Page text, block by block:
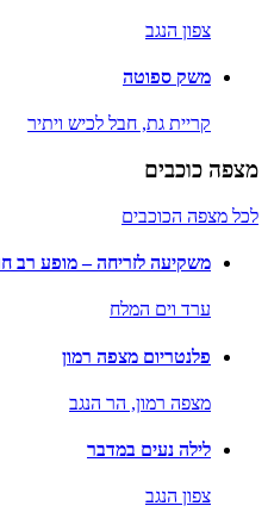
צפון הנגב
משק ספוטה
קריית גת, חבל לכיש ויתיר
מצפה כוכבים
לכל מצפה הכוכבים
משקיעה לזריחה – מופע רב
ערד וים המלח
פלנטריום מצפה רמון
מצפה רמון, הר הנגב
לילה נעים במדבר
צפון הנגב